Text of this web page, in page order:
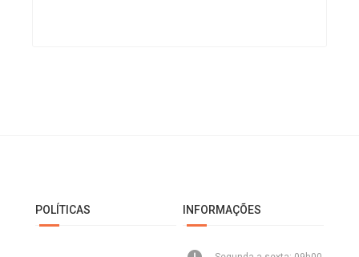
POLÍTICAS INFORMAÇÕES